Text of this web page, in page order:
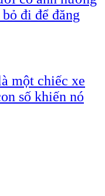
đi để đăng
một chiếc xe
số khiến nó